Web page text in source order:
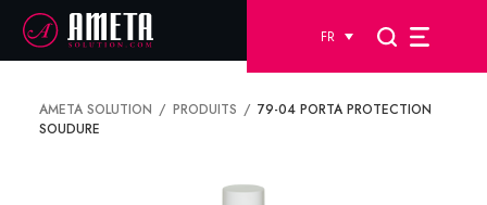
FR
AMETA SOLUTION PRODUITS
79-04 PORTA PROTECTION
SOUDURE